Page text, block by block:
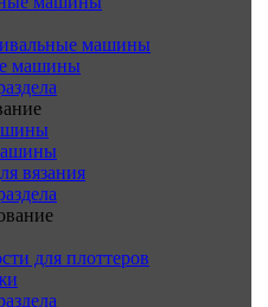
машины
машины
вязания
для плоттеров